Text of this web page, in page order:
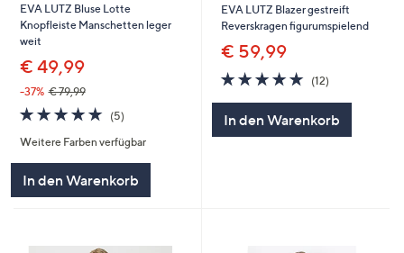
EVA LUTZ Bluse Lotte
Knopfleiste Manschetten leger
weit
€ 49,99
-37% € 79,99
4.8
von
5
(5)
Weitere Farben verfügbar
In den Warenkorb
EVA LUTZ Blazer gestreift
Reverskragen figurumspielend
€ 59,99
4.8
von
5
(12)
In den Warenkorb